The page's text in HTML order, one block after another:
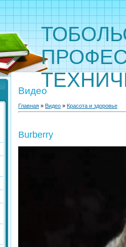
Видео
Главная » Видео » Красота и здоровье
Burberry